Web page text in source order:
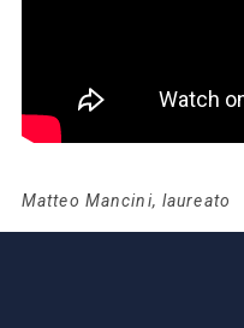
Matteo Mancini, laureato